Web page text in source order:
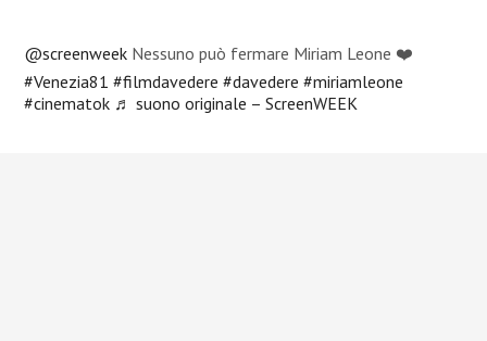
@screenweek Nessuno può fermare Miriam Leone ❤️
#Venezia81 #filmdavedere #davedere #miriamleone
#cinematok ♬ suono originale – ScreenWEEK